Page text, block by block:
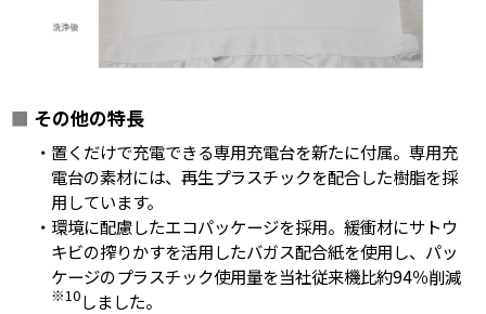
■ その他の特長
・置くだけで充電できる専用充電台を新たに付属。専用充
電台の素材には、再生プラスチックを配合した樹脂を採
用しています。
・環境に配慮したエコパッケージを採用。緩衝材にサトウ
キビの搾りかすを活用したバガス配合紙を使用し、パッ
ケージのプラスチック使用量を当社従来機比約94％削減
※10しました。